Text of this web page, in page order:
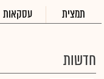
תמצית עסקאות
חדשות